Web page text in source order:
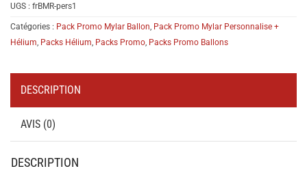
UGS : frBMR-pers1
Catégories : Pack Promo Mylar Ballon Pack Promo Mylar Personnalise +
Hélium Packs Hélium Packs Promo Packs Promo Ballons
DESCRIPTION
AVIS (0)
DESCRIPTION